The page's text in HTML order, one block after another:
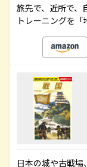
旅先で、近所で、
トレーニングを
日本の城や古戦